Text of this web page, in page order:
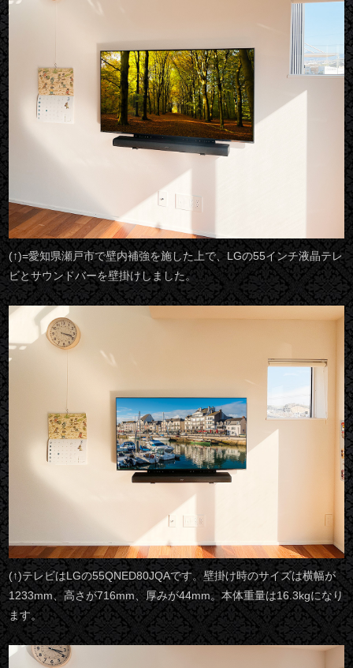
(↑)=愛知県瀬戸市で壁内補強を施した上で、LGの55インチ液晶テレ
ビとサウンドバーを壁掛けしました。
(↑)テレビはLGの55QNED80JQAです。壁掛け時のサイズは横幅が
1233mm、高さが716mm、厚みが44mm。本体重量は16.3kgになり
ます。